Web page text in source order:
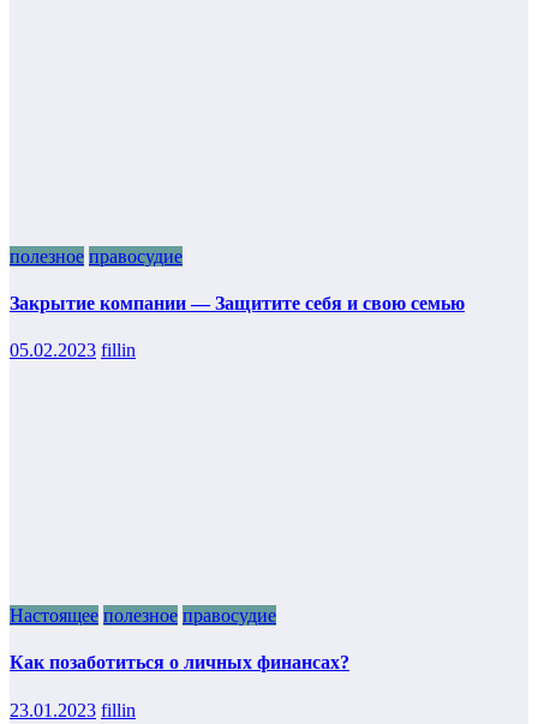
полезное правосудие
Закрытие компании — Защитите себя и свою семью
05.02.2023 fillin
Настоящее полезное правосудие
Как позаботиться о личных финансах?
23.01.2023 fillin